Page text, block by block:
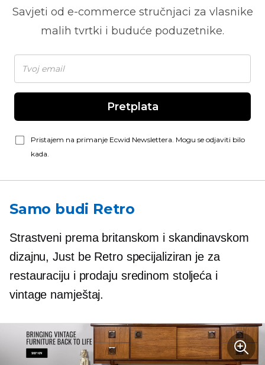
Savjeti od e-commerce stručnjaci za vlasnike
malih tvrtki i buduće poduzetnike.
Pretplata
Pristajem na primanje Ecwid Newslettera. Mogu se odjaviti bilo
kada.
Samo budi Retro
Strastveni prema britanskom i skandinavskom
dizajnu, Just be Retro specijaliziran je za
restauraciju i prodaju sredinom stoljeća i
vintage namještaj.